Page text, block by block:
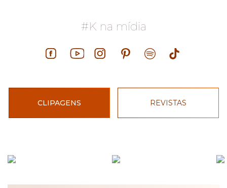
#K na mídia
CLIPAGENS REVISTAS